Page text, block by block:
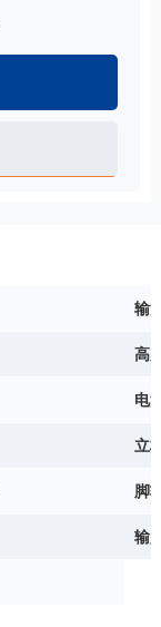
输
高
电
立
脚
输